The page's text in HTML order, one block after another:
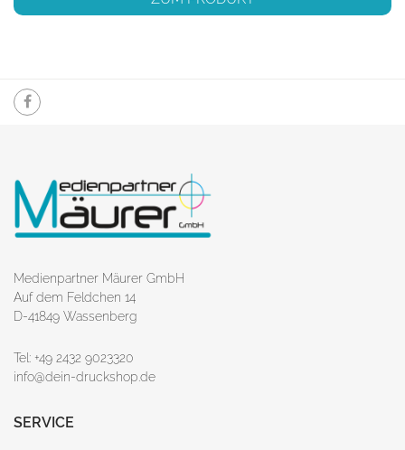
Medienpartner Mäurer GmbH
Auf dem Feldchen 14
D-41849 Wassenberg
Tel: +49 2432 9023320
info@dein-druckshop.de
SERVICE